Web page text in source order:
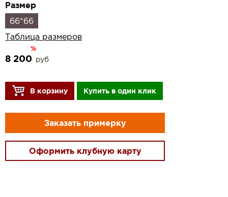
Размер
66*66
Таблица размеров
%
8 200 руб
В корзину Купить в один клик
Заказать примерку
Оформить клубную карту